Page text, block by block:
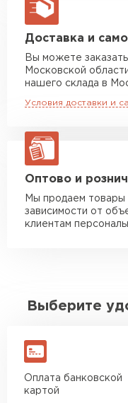
макс. длина груза
Манипулятор до 5
Манипулятор до 10
макс. длина груза
макс. длина груза
Доставка и
Вы можете
Московской
нашего склада в
Условия доставки и
Оптово и
Мы продаем товары
зависимости от
клиентам
Выберите
Оплата банковской
картой